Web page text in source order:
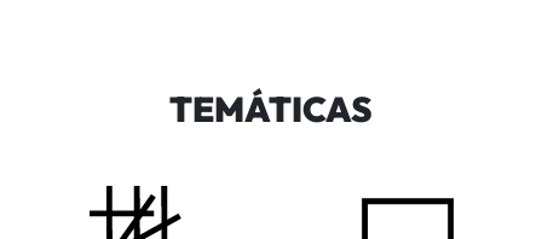
TEMÁTICAS